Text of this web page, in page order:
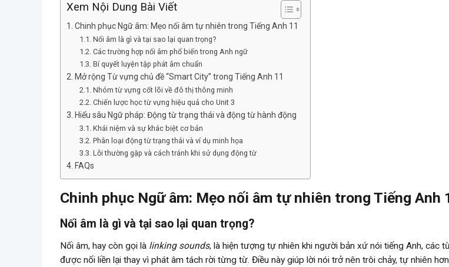
Xem Nội Dung Bài Viết
Chinh phục Ngữ âm: Mẹo nối âm tự nhiên trong Tiếng Anh 11
Nối âm là gì và tại sao lại quan trọng?
Các trường hợp nối âm phổ biến trong Anh ngữ
Bí quyết luyện tập phát âm chuẩn
Mở rộng Từ vựng chủ đề “Smart City” trong Tiếng Anh 11
Nhóm từ vựng cốt lõi về đô thị thông minh
Chiến lược học từ vựng hiệu quả cho Unit 3
Hiểu sâu Ngữ pháp: Động từ trạng thái và động từ hành động
Khái niệm và sự khác biệt cơ bản
Phân loại động từ trạng thái và ví dụ minh họa
Lỗi thường gặp và cách tránh khi sử dụng động từ
FAQs
Chinh phục Ngữ âm: Mẹo nối âm tự nhiên trong Tiếng Anh
Nối âm là gì và tại sao lại quan trọng?
Nối âm, hay còn gọi là linking sounds, là hiện tượng tự nhiên khi người bản xứ nói tiếng Anh, các
được nối liền lại thay vì phát âm tách rời từng từ. Điều này giúp lời nói trở nên trôi chảy, tự nhiên